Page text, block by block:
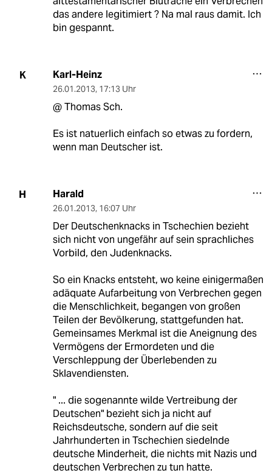
das andere legitimiert ? Na mal raus damit. Ich
bin gespannt.
K Karl-Heinz
26.01.2013, 17:13 Uhr
@ Thomas Sch.
Es ist natuerlich einfach so etwas zu fordern,
wenn man Deutscher ist.
H Harald
26.01.2013, 16:07 Uhr
Der Deutschenknacks in Tschechien bezieht
sich nicht von ungefähr auf sein sprachliches
Vorbild, den Judenknacks.
So ein Knacks entsteht, wo keine einigermaßen
adäquate Aufarbeitung von Verbrechen gegen
die Menschlichkeit, begangen von großen
Teilen der Bevölkerung, stattgefunden hat.
Gemeinsames Merkmal ist die Aneignung des
Vermögens der Ermordeten und die
Verschleppung der Überlebenden zu
Sklavendiensten.
" ... die sogenannte wilde Vertreibung der
Deutschen" bezieht sich ja nicht auf
Reichsdeutsche, sondern auf die seit
Jahrhunderten in Tschechien siedelnde
deutsche Minderheit, die nichts mit Nazis und
deutschen Verbrechen zu tun hatte.